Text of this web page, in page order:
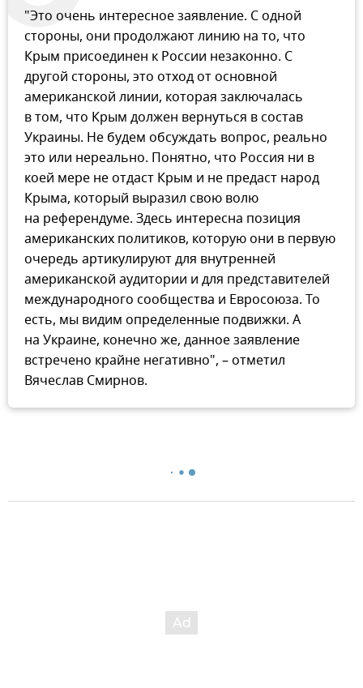
"Это очень интересное заявление. С одной
стороны, они продолжают линию на то, что
Крым присоединен к России незаконно. С
другой стороны, это отход от основной
американской линии, которая заключалась
в том, что Крым должен вернуться в состав
Украины. Не будем обсуждать вопрос, реально
это или нереально. Понятно, что Россия ни в
коей мере не отдаст Крым и не предаст народ
Крыма, который выразил свою волю
на референдуме. Здесь интересна позиция
американских политиков, которую они в первую
очередь артикулируют для внутренней
американской аудитории и для представителей
международного сообщества и Евросоюза. То
есть, мы видим определенные подвижки. А
на Украине, конечно же, данное заявление
встречено крайне негативно", – отметил
Вячеслав Смирнов.